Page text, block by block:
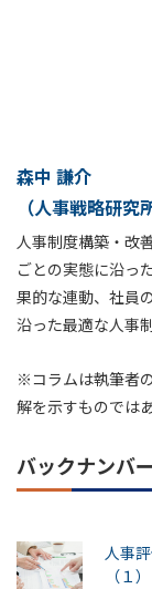
森中 謙介
（人事戦略研究
人事制度構築・改
ごとの実態に沿っ
果的な連動、社員
沿った最適な人事
※コラムは執筆者
解を示すものでは
バックナンバー
人事
（１）